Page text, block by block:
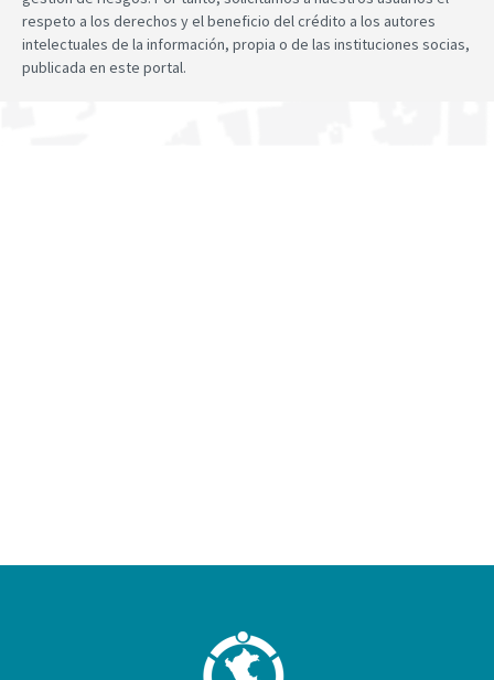
respeto a los derechos y el beneficio del crédito a los autores
intelectuales de la información, propia o de las instituciones socias,
publicada en este portal.